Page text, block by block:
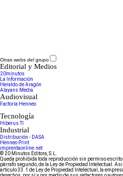
Otras webs del grupo
Editorial y Medios
20minutos
La Información
Heraldo de Aragón
Alayans Media
Audiovisual
Factoría Henneo
Tecnología
Hiberus TI
Industrial
Distribución - DASA
Henneo Print
imprentaonline.net
© 20 Minutos Editora, S.L.
Queda prohibida toda reproducción sin permiso escrito
párrafo segundo, de la Ley de Propiedad Intelectual.
artículo 33.1 de Ley de Propiedad Intelectual, la